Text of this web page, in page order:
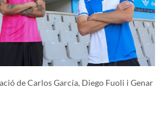
de Carlos García, Diego Fuoli i Genar